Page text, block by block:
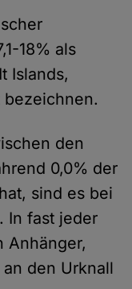
18% als
Islands,
bezeichnen.
den
0,0% der
sind es bei
In fast jeder
Anhänger,
den Urknall